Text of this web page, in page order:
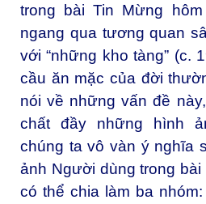
trong bài Tin Mừng
ngang qua tương quan
với “những kho tàng” (c.
cầu ăn mặc của đời
nói về những vấn đề
chất đầy những hình
chúng ta vô vàn ý nghĩa
ảnh Người dùng trong bài
có thể chia làm ba nhóm: